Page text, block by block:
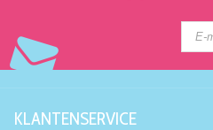
KLANTENSERVICE